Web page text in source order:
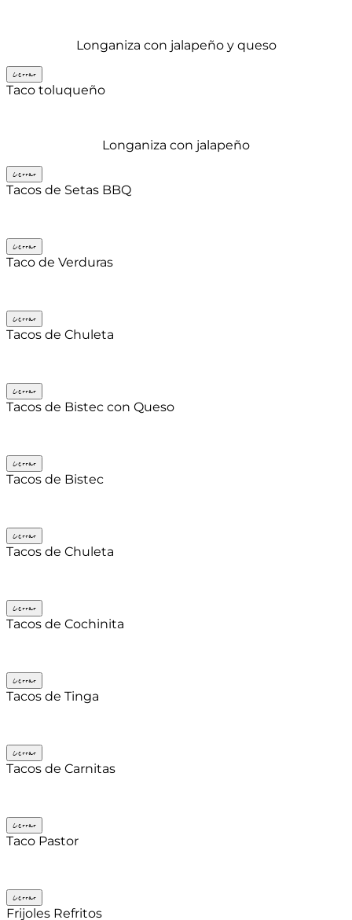
Longaniza con jalapeño y queso
Cerrar
Taco toluqueño
Longaniza con jalapeño
Cerrar
Tacos de Setas BBQ
Cerrar
Taco de Verduras
Cerrar
Tacos de Chuleta
Cerrar
Tacos de Bistec con Queso
Cerrar
Tacos de Bistec
Cerrar
Tacos de Chuleta
Cerrar
Tacos de Cochinita
Cerrar
Tacos de Tinga
Cerrar
Tacos de Carnitas
Cerrar
Taco Pastor
Cerrar
Frijoles Refritos